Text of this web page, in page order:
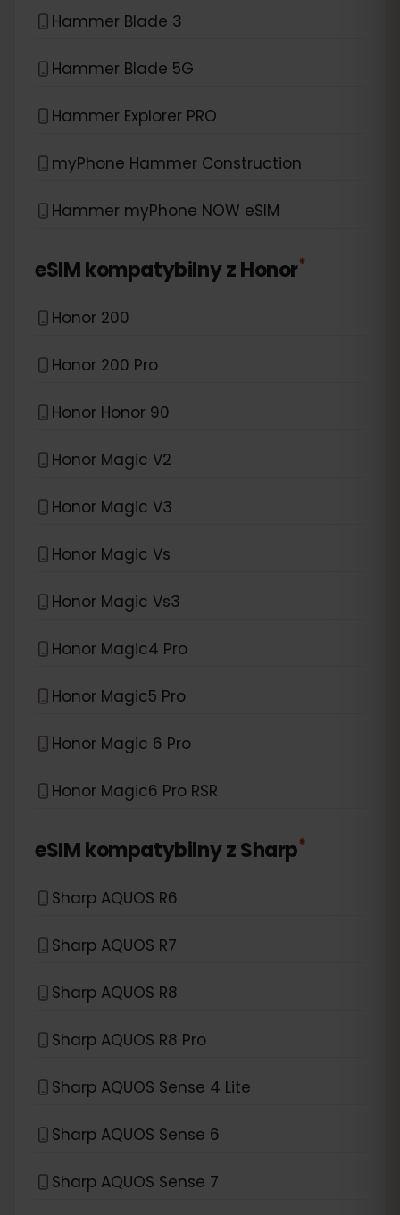
Hammer Blade 3
Hammer Blade 5G
Hammer Explorer PRO
myPhone Hammer Construction
Hammer myPhone NOW eSIM
eSIM kompatybilny zHonor*
Honor 200
Honor 200 Pro
Honor Honor 90
Honor Magic V2
Honor Magic V3
Honor Magic Vs
Honor Magic Vs3
Honor Magic4 Pro
Honor Magic5 Pro
Honor Magic 6 Pro
Honor Magic6 Pro RSR
eSIM kompatybilny zSharp*
Sharp AQUOS R6
Sharp AQUOS R7
Sharp AQUOS R8
Sharp AQUOS R8 Pro
Sharp AQUOS Sense 4 Lite
Sharp AQUOS Sense 6
Sharp AQUOS Sense 7